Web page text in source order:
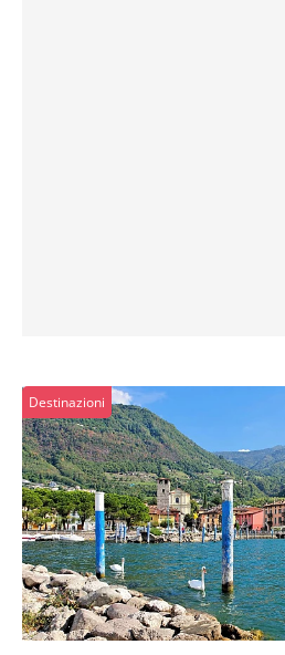
Destinazioni